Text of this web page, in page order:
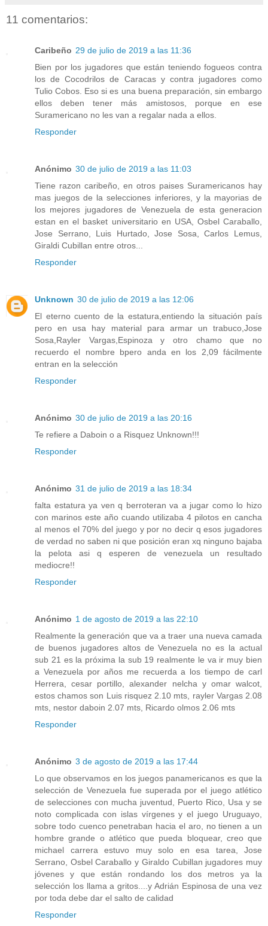
11 comentarios:
Caribeño 29 de julio de 2019 a las 11:36
Bien por los jugadores que están teniendo fogueos contra
los de Cocodrilos de Caracas y contra jugadores como
Tulio Cobos. Eso si es una buena preparación, sin embargo
ellos deben tener más amistosos, porque en ese
Suramericano no les van a regalar nada a ellos.
Responder
Anónimo 30 de julio de 2019 a las 11:03
Tiene razon caribeño, en otros paises Suramericanos hay
mas juegos de la selecciones inferiores, y la mayorias de
los mejores jugadores de Venezuela de esta generacion
estan en el basket universitario en USA, Osbel Caraballo,
Jose Serrano, Luis Hurtado, Jose Sosa, Carlos Lemus,
Giraldi Cubillan entre otros...
Responder
Unknown 30 de julio de 2019 a las 12:06
El eterno cuento de la estatura,entiendo la situación país
pero en usa hay material para armar un trabuco,Jose
Sosa,Rayler Vargas,Espinoza y otro chamo que no
recuerdo el nombre bpero anda en los 2,09 fácilmente
entran en la selección
Responder
Anónimo 30 de julio de 2019 a las 20:16
Te refiere a Daboin o a Risquez Unknown!!!
Responder
Anónimo 31 de julio de 2019 a las 18:34
falta estatura ya ven q berroteran va a jugar como lo hizo
con marinos este año cuando utilizaba 4 pilotos en cancha
al menos el 70% del juego y por no decir q esos jugadores
de verdad no saben ni que posición eran xq ninguno bajaba
la pelota asi q esperen de venezuela un resultado
mediocre!!
Responder
Anónimo 1 de agosto de 2019 a las 22:10
Realmente la generación que va a traer una nueva camada
de buenos jugadores altos de Venezuela no es la actual
sub 21 es la próxima la sub 19 realmente le va ir muy bien
a Venezuela por años me recuerda a los tiempo de carl
Herrera, cesar portillo, alexander nelcha y omar walcot,
estos chamos son Luis risquez 2.10 mts, rayler Vargas 2.08
mts, nestor daboin 2.07 mts, Ricardo olmos 2.06 mts
Responder
Anónimo 3 de agosto de 2019 a las 17:44
Lo que observamos en los juegos panamericanos es que la
selección de Venezuela fue superada por el juego atlético
de selecciones con mucha juventud, Puerto Rico, Usa y se
noto complicada con islas vírgenes y el juego Uruguayo,
sobre todo cuenco penetraban hacia el aro, no tienen a un
hombre grande o atlético que pueda bloquear, creo que
michael carrera estuvo muy solo en esa tarea, Jose
Serrano, Osbel Caraballo y Giraldo Cubillan jugadores muy
jóvenes y que están rondando los dos metros ya la
selección los llama a gritos....y Adrián Espinosa de una vez
por toda debe dar el salto de calidad
Responder